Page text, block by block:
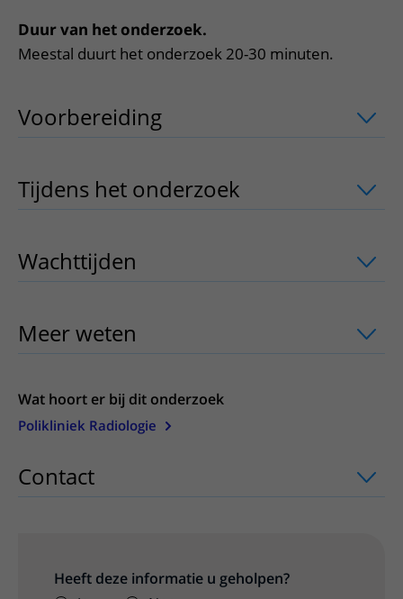
Mijn UMC Utrecht patiëntportaal
Contact met verpleegafdeling
Werken bij het UMC Utrecht
Duur van het onderzoek.
Meestal duurt het onderzoek 20-30 minuten.
Voorbereiding uitklapper, klik om te
Tijdens het onderzoek uitklapper, klik
Wachttijden uitklapper, klik om te
Meer weten uitklapper, klik om te
Wat hoort er bij dit onderzoek
Polikliniek Radiologie
Contact uitklapper, klik om te openen
Heeft deze informatie u geholpen?